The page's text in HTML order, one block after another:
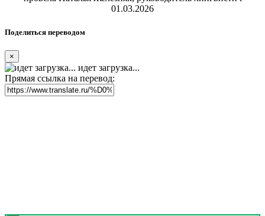
01.03.2026
Поделиться переводом
×
идет загрузка...
Прямая ссылка на перевод: